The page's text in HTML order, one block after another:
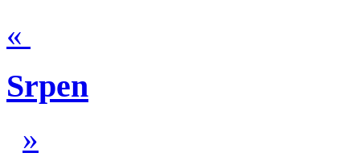
«
Srpen
»